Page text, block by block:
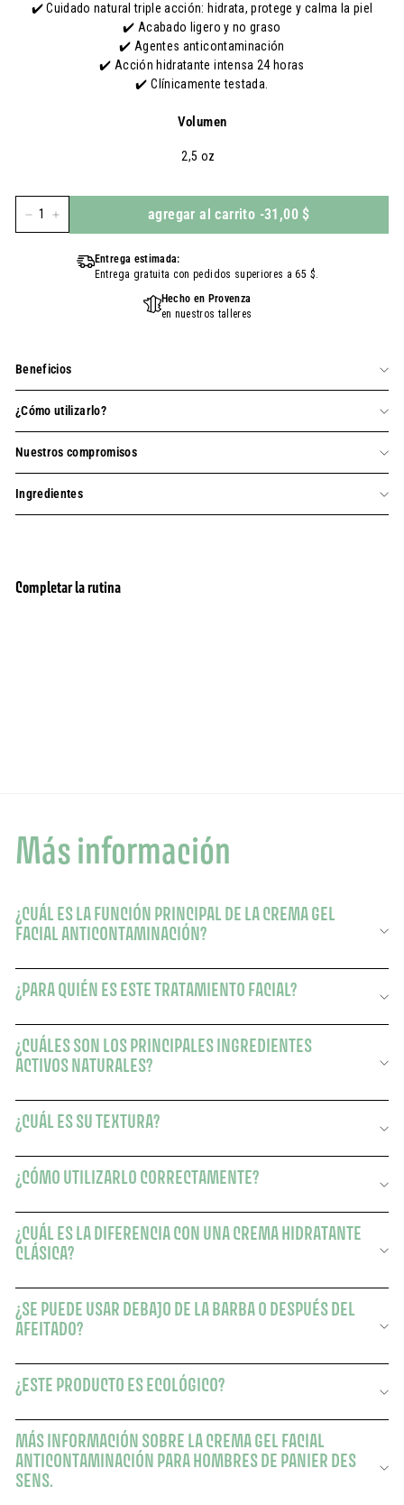
✔️ Cuidado natural triple acción: hidrata, protege y calma la piel
✔️ Acabado ligero y no graso
✔️ Agentes anticontaminación
✔️ Acción hidratante intensa 24 horas
✔️ Clínicamente testada.
Volumen
2,5 oz
agregar al carrito -31,00 $
Entrega estimada:
Entrega gratuita con pedidos superiores a 65 $.
Hecho en Provenza
en nuestros talleres
Beneficios
¿Cómo utilizarlo?
Nuestros compromisos
Ingredientes
Completar la rutina
Más información
¿CUÁL ES LA FUNCIÓN PRINCIPAL DE LA CREMA GEL
FACIAL ANTICONTAMINACIÓN?
¿PARA QUIÉN ES ESTE TRATAMIENTO FACIAL?
¿CUÁLES SON LOS PRINCIPALES INGREDIENTES
ACTIVOS NATURALES?
¿CUÁL ES SU TEXTURA?
¿CÓMO UTILIZARLO CORRECTAMENTE?
¿CUÁL ES LA DIFERENCIA CON UNA CREMA HIDRATANTE
CLÁSICA?
¿SE PUEDE USAR DEBAJO DE LA BARBA O DESPUÉS DEL
AFEITADO?
¿ESTE PRODUCTO ES ECOLÓGICO?
MÁS INFORMACIÓN SOBRE LA CREMA GEL FACIAL
ANTICONTAMINACIÓN PARA HOMBRES DE PANIER DES
SENS.